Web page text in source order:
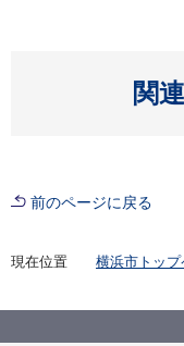
関
前のページに戻る
現在位置 横浜市トップ
保土ケ谷区